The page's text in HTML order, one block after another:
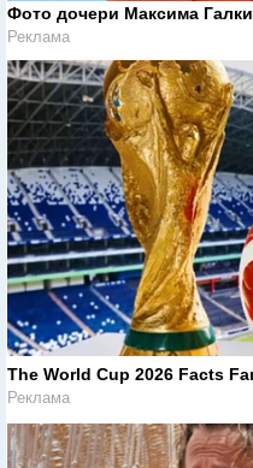
Фото дочери Максима
Реклама
The World Cup 2026 Facts
Реклама